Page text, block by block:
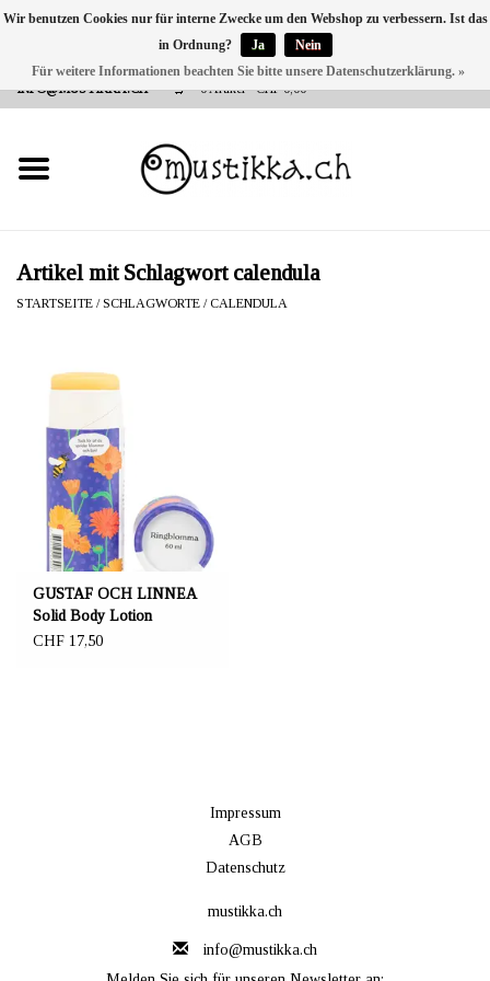
VERSANDKOSTEN 0 CHF INNERHALB CH | INT. VERSAND ÜBER
INFO@MUSTIKKA.CH
0 Artikel - CHF 0,00
NEU BEI UNS
SHOP - A PIECE OF
FINLAND FOR YOU
Artikel mit Schlagwort calendula
STARTSEITE /SCHLAGWORTE / CALENDULA
GUSTAF OCH LINNEA
Solid Body Lotion
Ringelblume
CHF 17,50
Impressum
AGB
Datenschutz
mustikka.ch
info@mustikka.ch
Wir benutzen Cookies nur für interne Zwecke um den Webshop zu verbessern. Ist das
in Ordnung?
Ja
Nein
Für weitere Informationen beachten Sie bitte unsere Datenschutzerklärung. »